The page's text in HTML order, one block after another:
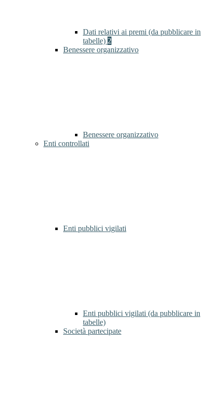
Dati relativi ai premi (da pubblicare in
tabelle) 2
Benessere organizzativo
Benessere organizzativo
Enti controllati
Enti pubblici vigilati
Enti pubblici vigilati (da pubblicare in
tabelle)
Società partecipate